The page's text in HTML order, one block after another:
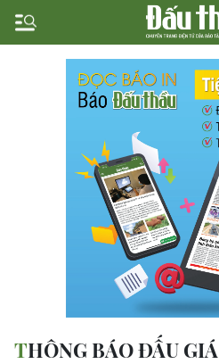
THÔNG BÁO ĐẤU GIÁ